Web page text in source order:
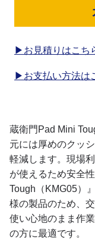
▶お見積りはこち
▶お支払い方法は
蔵衛門Pad Mini
元には厚めのクッ
軽減します。現場
が使えるため安全
Tough（KMG05）
様の製品のため、
使い心地のまま作
の方に最適です。